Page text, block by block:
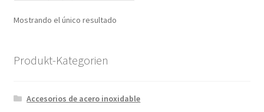
Mostrando el único resultado
Produkt-Kategorien
Accesorios de acero inoxidable